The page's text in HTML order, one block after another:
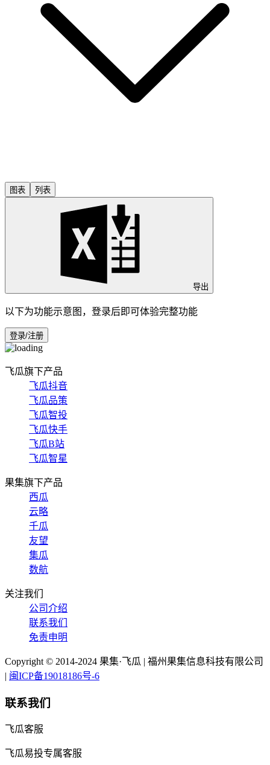
图表 列表
导出
以下为功能示意图，登录后即可体验完整功能
登录/注册
飞瓜旗下产品
飞瓜抖音
飞瓜品策
飞瓜智投
飞瓜快手
飞瓜B站
飞瓜智星
果集旗下产品
西瓜
云略
千瓜
友望
集瓜
数航
关注我们
公司介绍
联系我们
免责申明
Copyright © 2014-2024 果集·飞瓜 | 福州果集信息科技有限公司
| 闽ICP备19018186号-6
联系我们
飞瓜客服
飞瓜易投专属客服